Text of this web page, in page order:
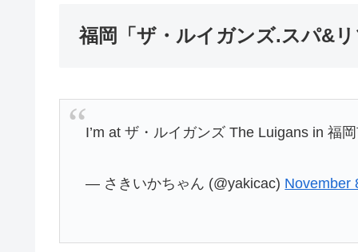
福岡「ザ・ルイガンズ.スパ&
I’m at ザ・ルイガンズ The Luigans in 福
— さきいかちゃん (@yakicac) November